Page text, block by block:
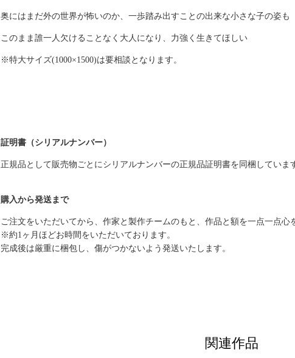
奥にはまだ外の世界が怖いのか、一歩踏み出すことの出来な小さな子の姿も
このまま誰一人欠けることなく大人になり、力強く生きてほしい
※特大サイズ(1000×1500)は要相談となります。
証明書（シリアルナンバー）
正規品として販売物ごとにシリアルナンバーの正規品証明書を同梱していま
購入から発送まで
ご注文をいただいてから、作家と製作チームのもと、作品と額を一点一点心
※約1ヶ月ほどお時間をいただいております。
完成後は厳重に梱包し、傷がつかないよう発送いたします。
関連作品